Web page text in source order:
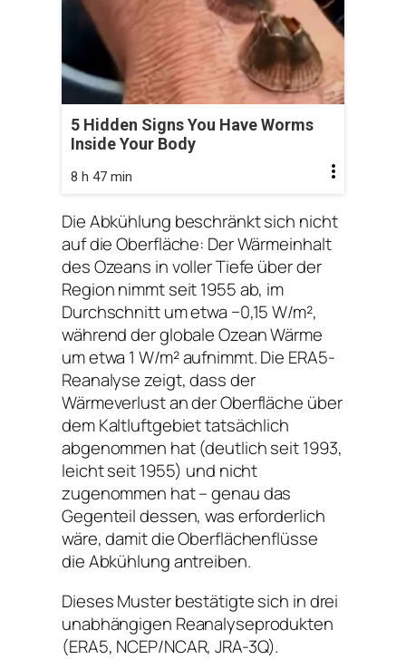
5 Hidden Signs You Have Worms
Inside Your Body
8 h 47 min
Die Abkühlung beschränkt sich nicht
auf die Oberfläche: Der Wärmeinhalt
des Ozeans in voller Tiefe über der
Region nimmt seit 1955 ab, im
Durchschnitt um etwa −0,15 W/m²,
während der globale Ozean Wärme
um etwa 1 W/m² aufnimmt. Die ERA5-
Reanalyse zeigt, dass der
Wärmeverlust an der Oberfläche über
dem Kaltluftgebiet tatsächlich
abgenommen hat (deutlich seit 1993,
leicht seit 1955) und nicht
zugenommen hat – genau das
Gegenteil dessen, was erforderlich
wäre, damit die Oberflächenflüsse
die Abkühlung antreiben.
Dieses Muster bestätigte sich in drei
unabhängigen Reanalyseprodukten
(ERA5, NCEP/NCAR, JRA-3Q).